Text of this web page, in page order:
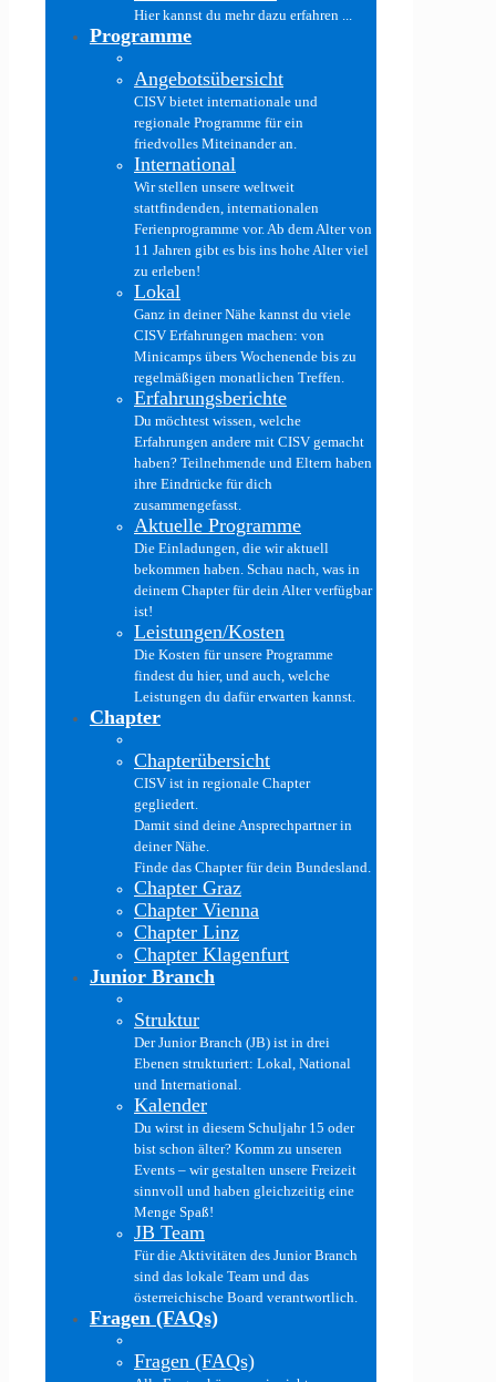
Hier kannst du mehr dazu erfahren ...
Programme
Angebotsübersicht
CISV bietet internationale und
regionale Programme für ein
friedvolles Miteinander an.
International
Wir stellen unsere weltweit
stattfindenden, internationalen
Ferienprogramme vor. Ab dem Alter von
11 Jahren gibt es bis ins hohe Alter viel
zu erleben!
Lokal
Ganz in deiner Nähe kannst du viele
CISV Erfahrungen machen: von
Minicamps übers Wochenende bis zu
regelmäßigen monatlichen Treffen.
Erfahrungsberichte
Du möchtest wissen, welche
Erfahrungen andere mit CISV gemacht
haben? Teilnehmende und Eltern haben
ihre Eindrücke für dich
zusammengefasst.
Aktuelle Programme
Die Einladungen, die wir aktuell
bekommen haben. Schau nach, was in
deinem Chapter für dein Alter verfügbar
ist!
Leistungen/Kosten
Die Kosten für unsere Programme
findest du hier, und auch, welche
Leistungen du dafür erwarten kannst.
Chapter
Chapterübersicht
CISV ist in regionale Chapter
gegliedert.
Damit sind deine Ansprechpartner in
deiner Nähe.
Finde das Chapter für dein Bundesland.
Chapter Graz
Chapter Vienna
Chapter Linz
Chapter Klagenfurt
Junior Branch
Struktur
Der Junior Branch (JB) ist in drei
Ebenen strukturiert: Lokal, National
und International.
Kalender
Du wirst in diesem Schuljahr 15 oder
bist schon älter? Komm zu unseren
Events – wir gestalten unsere Freizeit
sinnvoll und haben gleichzeitig eine
Menge Spaß!
JB Team
Für die Aktivitäten des Junior Branch
sind das lokale Team und das
österreichische Board verantwortlich.
Fragen (FAQs)
Fragen (FAQs)